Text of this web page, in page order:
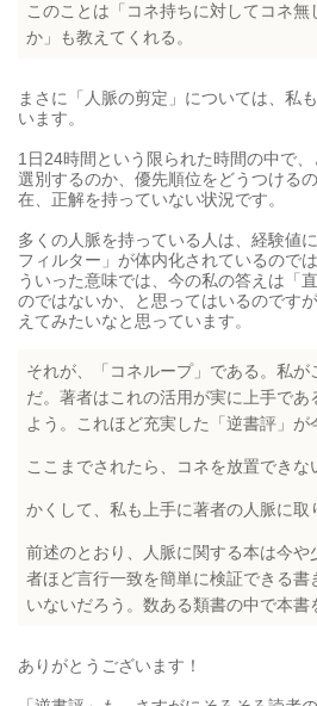
このことは「コネ持ちに対してコネ無
か」も教えてくれる。
まさに「人脈の剪定」については、私
います。
1日24時間という限られた時間の中で
選別するのか、優先順位をどうつける
在、正解を持っていない状況です。
多くの人脈を持っている人は、経験値
フィルター」が体内化されているので
ういった意味では、今の私の答えは「
のではないか、と思ってはいるのです
えてみたいなと思っています。
それが、「コネループ」である。私が
だ。著者はこれの活用が実に上手で
よう。これほど充実した「逆書評」が
ここまでされたら、コネを放置できな
かくして、私も上手に著者の人脈に取
前述のとおり、人脈に関する本は今や
者ほど言行一致を簡単に検証できる書
いないだろう。数ある類書の中で本書
ありがとうございます！